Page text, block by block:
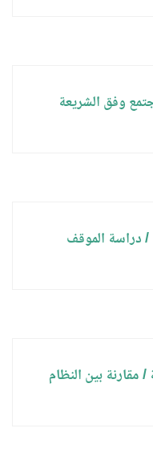
وفق الشريعة
/ دراسة الموقف
مقارنة بين النظام